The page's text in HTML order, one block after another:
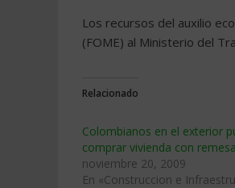
Los recursos del auxilio
(FOME) al Ministerio del
Relacionado
Colombianos en el exterior
comprar vivienda con
noviembre 20, 2009
En «Construccion e